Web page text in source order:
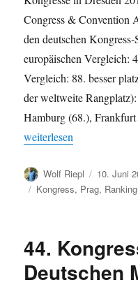
Congress & Convention
den deutschen
europäischen Vergleich:
Vergleich: 88. besser
der weltweite
Hamburg (68.),
„Dresden als Kongress-
weiterlesen
Autor
Wolf Riepl
am
10. Juni
Schlagwörter
Kongress, Prag, Ranking
44.
Deutschen